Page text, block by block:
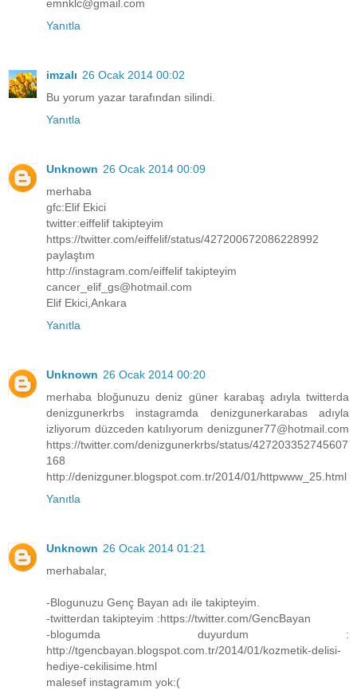
emnklc@gmail.com
Yanıtla
imzalı 26 Ocak 2014 00:02
Bu yorum yazar tarafından silindi.
Yanıtla
Unknown 26 Ocak 2014 00:09
merhaba
gfc:Elif Ekici
twitter:eiffelif takipteyim
https://twitter.com/eiffelif/status/427200672086228992
paylaştım
http://instagram.com/eiffelif takipteyim
cancer_elif_gs@hotmail.com
Elif Ekici,Ankara
Yanıtla
Unknown 26 Ocak 2014 00:20
merhaba bloğunuzu deniz güner karabaş adıyla twitterda
denizgunerkrbs instagramda denizgunerkarabas adıyla
izliyorum düzceden katılıyorum denizguner77@hotmail.com
https://twitter.com/denizgunerkrbs/status/427203352745607
168
http://denizguner.blogspot.com.tr/2014/01/httpwww_25.html
Yanıtla
Unknown 26 Ocak 2014 01:21
merhabalar,
-Blogunuzu Genç Bayan adı ile takipteyim.
-twitterdan takipteyim :https://twitter.com/GencBayan
-blogumda duyurdum :
http://tgencbayan.blogspot.com.tr/2014/01/kozmetik-delisi-
hediye-cekilisime.html
malesef instagramım yok:(